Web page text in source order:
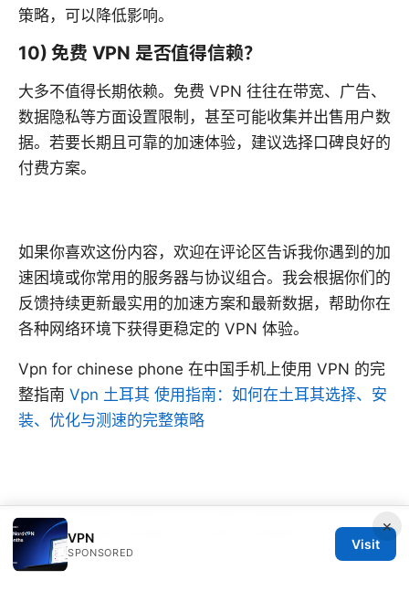
策略，可以降低影响。
10) 免费 VPN 是否值得信赖？
大多不值得长期依赖。免费 VPN 往往在带宽、广告、
数据隐私等方面设置限制，甚至可能收集并出售用户数
据。若要长期且可靠的加速体验，建议选择口碑良好的
付费方案。
如果你喜欢这份内容，欢迎在评论区告诉我你遇到的加
速困境或你常用的服务器与协议组合。我会根据你们的
反馈持续更新最实用的加速方案和最新数据，帮助你在
各种网络环境下获得更稳定的 VPN 体验。
Vpn for chinese phone 在中国手机上使用 VPN 的完
整指南 Vpn 土耳其 使用指南：如何在土耳其选择、安
装、优化与测速的完整策略
×
VPN
SPONSORED
Visit
© 2026 CUSTOMER REVIEWS. ALL RIGHTS RESERVED. V.1